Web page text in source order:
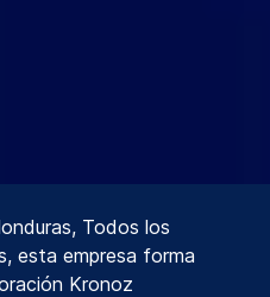
Todos los
esta empresa forma
Kronoz